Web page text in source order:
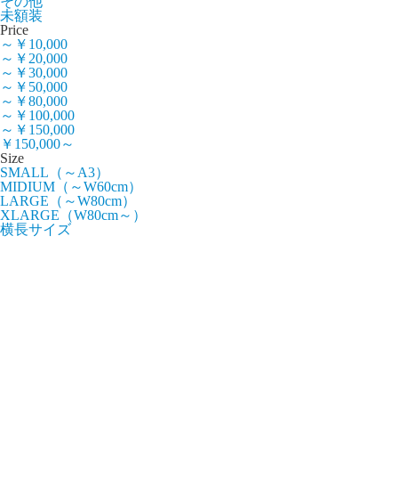
未額装
Price
～￥10,000
～￥20,000
～￥30,000
～￥50,000
～￥80,000
～￥100,000
～￥150,000
￥150,000～
Size
SMALL（～A3）
MIDIUM（～W60cm）
LARGE（～W80cm）
XLARGE（W80cm～）
横長サイズ